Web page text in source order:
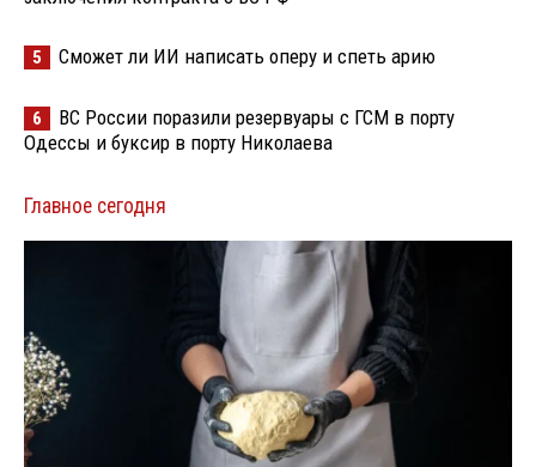
5 Сможет ли ИИ написать оперу и спеть арию
6
ВС России поразили резервуары с ГСМ в порту
Одессы и буксир в порту Николаева
Главное сегодня